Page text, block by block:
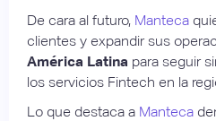
De cara al futuro, Manteca
clientes y expandir sus
América Latina para seguir
los servicios Fintech en la
Lo que destaca a Manteca